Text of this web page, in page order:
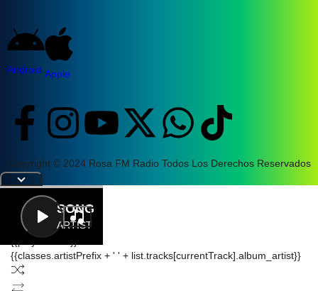
Android Apple
Copyright © 2024 Rosa FM Radio Todos Los Derechos Reservados
|
SONG
ARTIST
Letra
{{playListTitle}}
{{classes.artistPrefix + ' ' + list.tracks[currentTrack].album_artist}}